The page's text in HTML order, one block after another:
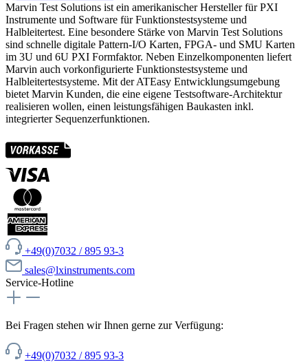
Marvin Test Solutions ist ein amerikanischer Hersteller für PXI
Instrumente und Software für Funktionstestsysteme und
Halbleitertest. Eine besondere Stärke von Marvin Test Solutions
sind schnelle digitale Pattern-I/O Karten, FPGA- und SMU Karten
im 3U und 6U PXI Formfaktor. Neben Einzelkomponenten liefert
Marvin auch vorkonfigurierte Funktionstestsysteme und
Halbleitertestsysteme. Mit der ATEasy Entwicklungsumgebung
bietet Marvin Kunden, die eine eigene Testsoftware-Architektur
realisieren wollen, einen leistungsfähigen Baukasten inkl.
integrierter Sequenzerfunktionen.
+49(0)7032 / 895 93-3
sales@lxinstruments.com
Service-Hotline
Bei Fragen stehen wir Ihnen gerne zur Verfügung:
+49(0)7032 / 895 93-3